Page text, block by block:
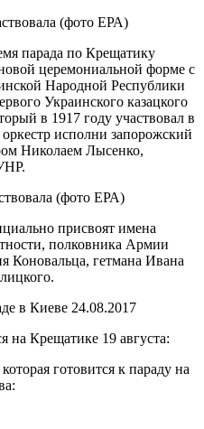
(фото ЕРА)
парада по Крещатику
церемониальной форме с
Народной Республики
Украинского казацкого
в 1917 году участвовал в
исполни запорожский
Николаем Лысенко,
(фото ЕРА)
присвоят имена
полковника Армии
гетмана Ивана
в Киеве 24.08.2017
на Крещатике 19 августа:
готовится к параду на